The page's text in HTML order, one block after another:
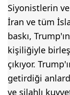
Siyonistlerin
İran ve tüm
baskı,
kişiliğiyle
çıkıyor.
getirdiği
ve silahlı